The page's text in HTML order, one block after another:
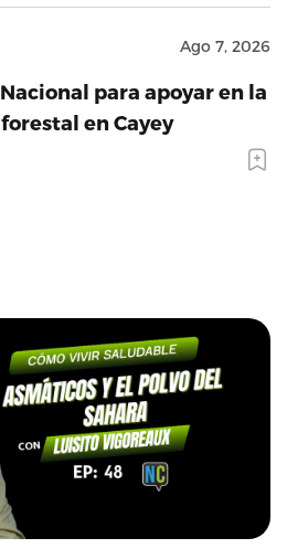
Ago 7, 2026
para apoyar en la
en Cayey